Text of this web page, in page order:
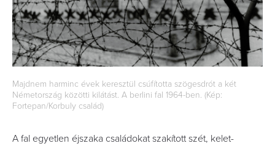
Majdnem harminc évek keresztül csúfította szögesdrót a két
Németország közötti kilátást. A berlini fal 1964-ben. (Kép:
Fortepan/Korbuly család)
A fal egyetlen éjszaka családokat szakított szét, kelet-